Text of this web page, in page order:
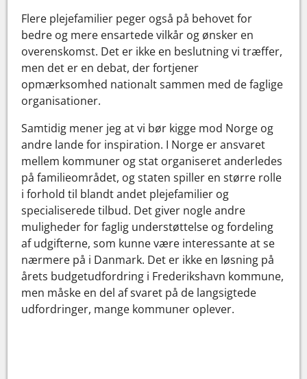
Flere plejefamilier peger også på behovet for
bedre og mere ensartede vilkår og ønsker en
overenskomst. Det er ikke en beslutning vi træffer,
men det er en debat, der fortjener
opmærksomhed nationalt sammen med de faglige
organisationer.
Samtidig mener jeg at vi bør kigge mod Norge og
andre lande for inspiration. I Norge er ansvaret
mellem kommuner og stat organiseret anderledes
på familieområdet, og staten spiller en større rolle
i forhold til blandt andet plejefamilier og
specialiserede tilbud. Det giver nogle andre
muligheder for faglig understøttelse og fordeling
af udgifterne, som kunne være interessante at se
nærmere på i Danmark. Det er ikke en løsning på
årets budgetudfordring i Frederikshavn kommune,
men måske en del af svaret på de langsigtede
udfordringer, mange kommuner oplever.